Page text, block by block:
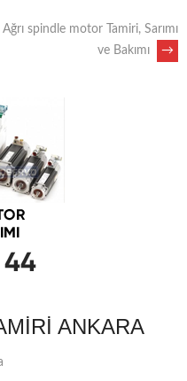
Ağrı spindle motor Tamiri, Sarımı
ve Bakımı
→
ANKARA